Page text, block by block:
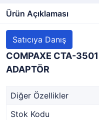
Ürün Açıklaması
Satıcıya Danış
COMPAXE CTA-
ADAPTÖR
Diğer Özellikler
Stok Kodu